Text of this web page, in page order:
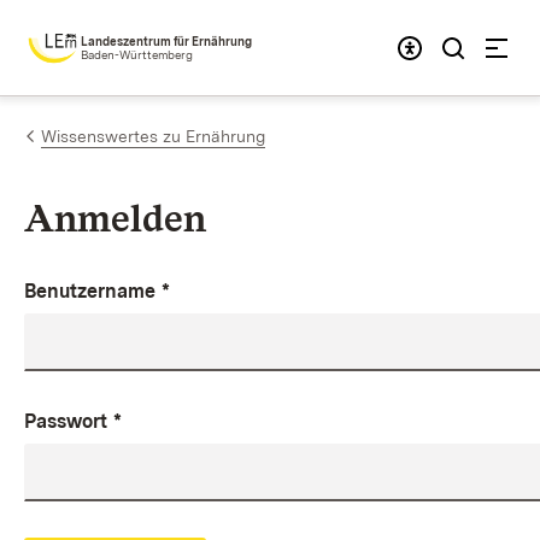
Zum Inhalt springen
Landeszentrum für Ernährung
Baden-Württemberg
Wissenswertes zu Ernährung
Anmelden
Benutzername *
Passwort *